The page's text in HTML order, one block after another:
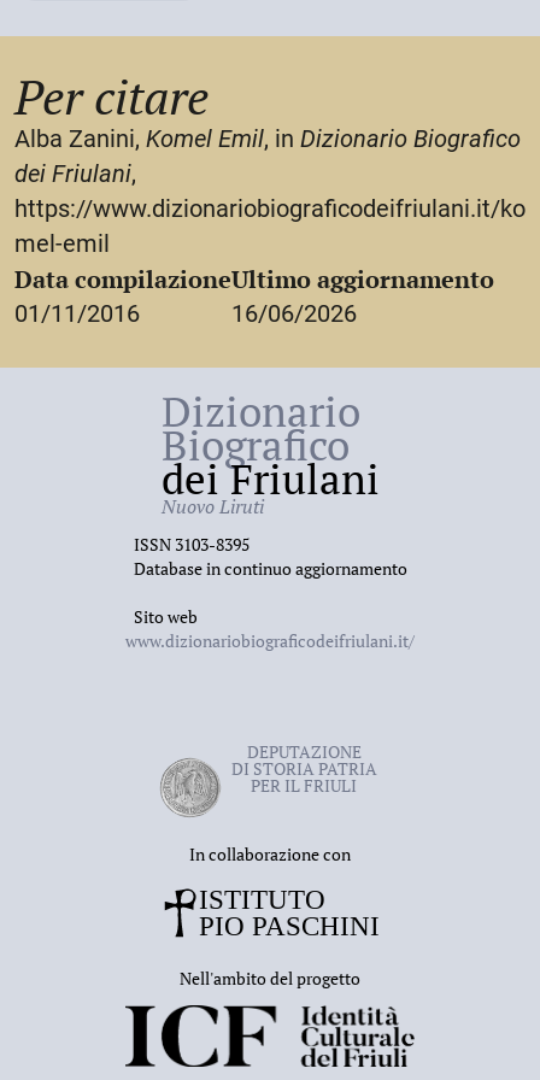
Per citare
Alba Zanini, Komel Emil, in Dizionario Biografico
dei Friulani,
https://www.dizionariobiograficodeifriulani.it/ko
mel-emil
Data compilazione
01/11/2016
Ultimo aggiornamento
16/06/2026
Dizionario
Biografico
dei Friulani
Nuovo Liruti
ISSN 3103-8395
Database in continuo aggiornamento
Sito web
www.dizionariobiograficodeifriulani.it/
DEPUTAZIONE
DI STORIA PATRIA
PER IL FRIULI
In collaborazione con
Nell'ambito del progetto